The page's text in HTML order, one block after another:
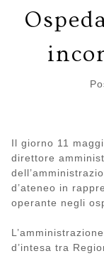
Il giorno 11
direttore
d’ateneo in
operante negli
d’intesa tra